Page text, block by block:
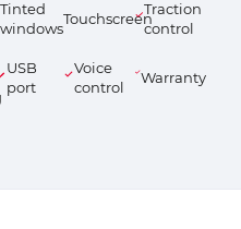
Tinted
windows
Touchscreen
Traction
control
USB
port
Voice
control
Warranty